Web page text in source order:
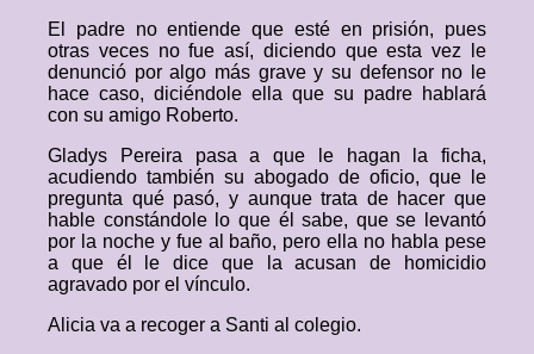
El padre no entiende que esté en prisión, pues
otras veces no fue así, diciendo que esta vez le
denunció por algo más grave y su defensor no le
hace caso, diciéndole ella que su padre hablará
con su amigo Roberto.
Gladys Pereira pasa a que le hagan la ficha,
acudiendo también su abogado de oficio, que le
pregunta qué pasó, y aunque trata de hacer que
hable constándole lo que él sabe, que se levantó
por la noche y fue al baño, pero ella no habla pese
a que él le dice que la acusan de homicidio
agravado por el vínculo.
Alicia va a recoger a Santi al colegio.